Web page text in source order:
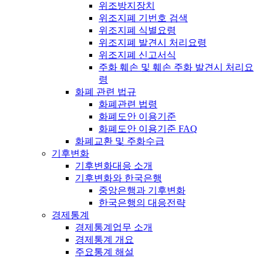
위조방지장치
위조지폐 기번호 검색
위조지폐 식별요령
위조지폐 발견시 처리요령
위조지폐 신고서식
주화 훼손 및 훼손 주화 발견시 처리요
령
화폐 관련 법규
화폐관련 법령
화폐도안 이용기준
화폐도안 이용기준 FAQ
화폐교환 및 주화수급
기후변화
기후변화대응 소개
기후변화와 한국은행
중앙은행과 기후변화
한국은행의 대응전략
경제통계
경제통계업무 소개
경제통계 개요
주요통계 해설